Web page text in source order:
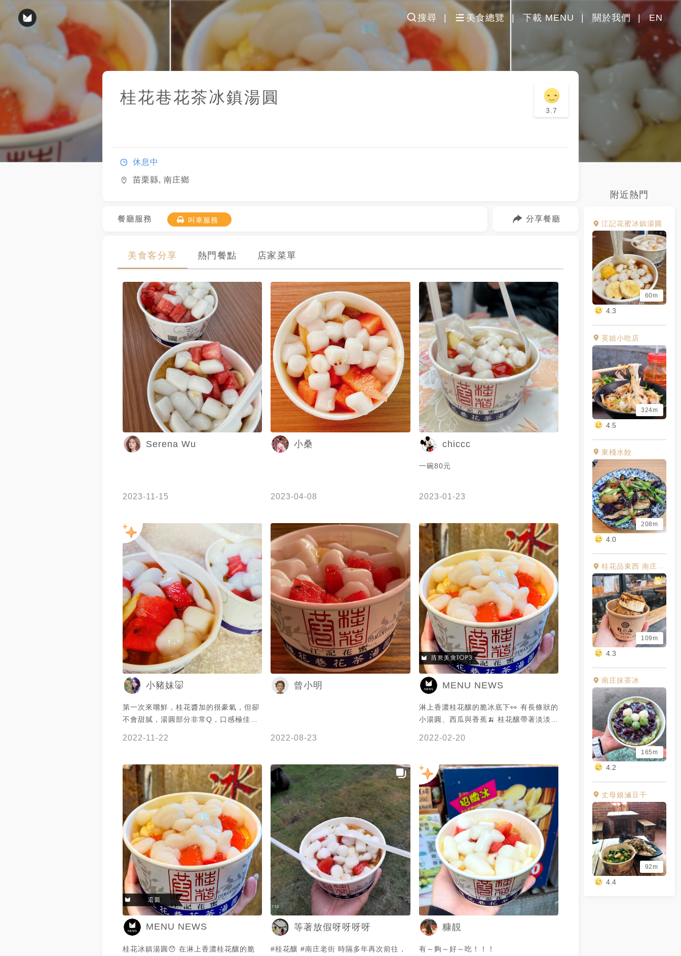
搜尋 美食總覽 下載 MENU 關於我們 EN
附近熱門
江記花蜜冰鎮湯圓
60m
4.3
英姐小吃店
324m
4.5
東棧水餃
208m
4.0
桂花品東西 南庄門市
109m
4.3
南庄抹茶冰
165m
4.2
丈母娘滷豆干
92m
4.4
桂花巷花茶冰鎮湯圓
3.7
休息中
苗栗縣, 南庄鄉
餐廳服務 叫車服務 分享餐廳
美食客分享 熱門餐點 店家菜單
Serena Wu
2023-11-15
小桑
2023-04-08
chiccc
一碗80元
2023-01-23
小豬妹🐷
第一次來嚐鮮，桂花醬加的很豪氣，但卻
不會甜膩，湯圓部分非常Q，口感極佳這
2022-11-22
曾小明
2022-08-23
MENU NEWS
淋上香濃桂花釀的脆冰底下👀 有長條狀的
小湯圓、西瓜與香蕉🍌 桂花釀帶著淡淡的
@Lane的吃貨人生 提供美照🧡
2022-02-20
MENU NEWS
桂花冰鎮湯圓😯 在淋上香濃桂花釀的脆
等著放假呀呀呀呀
#桂花釀 #南庄老街 時隔多年再次前往，
糠靚
有～夠～好～吃！！！